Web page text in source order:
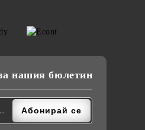
нашия бюлетин